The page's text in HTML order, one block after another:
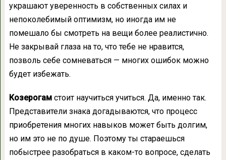
украшают уверенность в собственных силах и
непоколебимый оптимизм, но иногда им не
помешало бы смотреть на вещи более реалистично.
Не закрывай глаза на то, что тебе не нравится,
позволь себе сомневаться — многих ошибок можно
будет избежать.
Козерогамстоит научиться учиться. Да, именно так.
Представители знака догадываются, что процесс
приобретения многих навыков может быть долгим,
но им это не по душе. Поэтому ты стараешься
побыстрее разобраться в каком-то вопросе, сделать